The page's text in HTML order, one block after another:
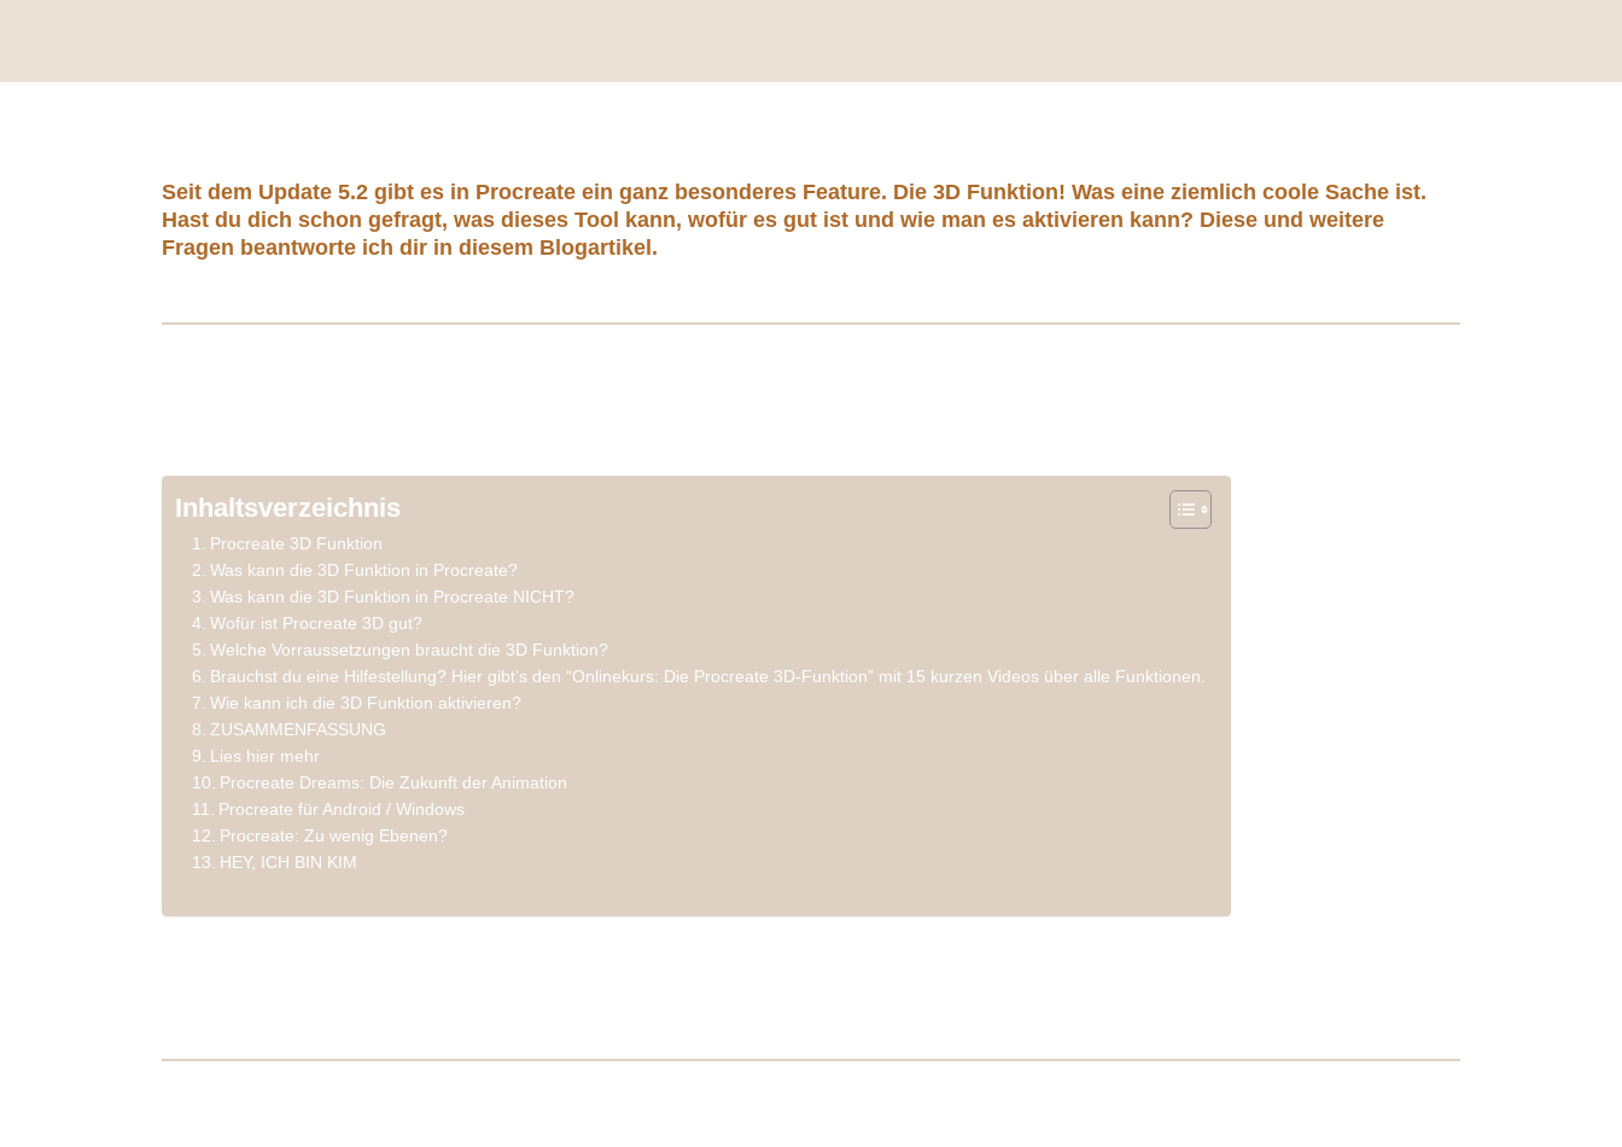
Seit dem Update 5.2 gibt es in Procreate ein ganz besonderes Feature. Die 3D Funktion! Was eine ziemlich coole Sache ist.
Hast du dich schon gefragt, was dieses Tool kann, wofür es gut ist und wie man es aktivieren kann? Diese und weitere
Fragen beantworte ich dir in diesem Blogartikel.
Inhaltsverzeichnis
Procreate 3D Funktion
Was kann die 3D Funktion in Procreate?
Was kann die 3D Funktion in Procreate NICHT?
Wofür ist Procreate 3D gut?
Welche Vorraussetzungen braucht die 3D Funktion?
Brauchst du eine Hilfestellung? Hier gibt’s den “Onlinekurs: Die Procreate 3D-Funktion” mit 15 kurzen Videos über alle Funktionen.
Wie kann ich die 3D Funktion aktivieren?
ZUSAMMENFASSUNG
Lies hier mehr
Procreate Dreams: Die Zukunft der Animation
Procreate für Android / Windows
Procreate: Zu wenig Ebenen?
HEY, ICH BIN KIM